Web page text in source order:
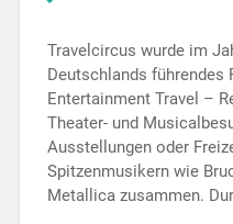
Travelcircus wurde im
Deutschlands führendes
Entertainment Travel –
Theater- und
Ausstellungen oder
Spitzenmusikern wie
Metallica zusammen.